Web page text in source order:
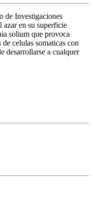
de Investigaciones
en su superficie
solium que provoca
celulas somaticas con
desarrollarse a cualquer